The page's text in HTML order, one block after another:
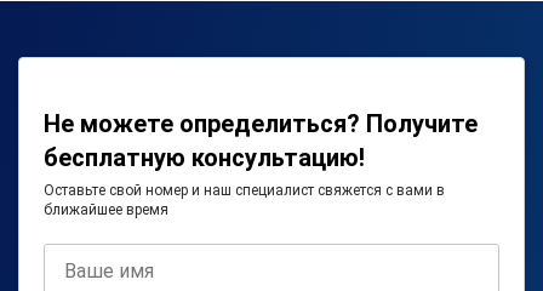
Не можете определиться? Получите
бесплатную консультацию!
Оставьте свой номер и наш специалист свяжется с вами в
ближайшее время